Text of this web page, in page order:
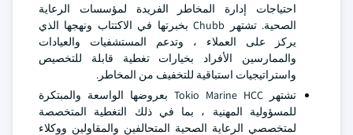
احتياجات إدارة المخاطر الفريدة لمؤسسات الرعاية
الصحية. تشتهر Chubb بخبرتها في الاكتتاب ونهجها الذي
يركز على العملاء ، وتدعم المستشفيات والعيادات
والممارسين الأفراد بخيارات تغطية قابلة للتخصيص
واستراتيجيات استباقية للتخفيف من المخاطر.
تشتهر Tokio Marine HCC بعروضها الواسعة والمبتكرة
للمسؤولية المهنية ، بما في ذلك التغطية المتخصصة
لمتخصصي الرعاية الصحية المتحالفين والمقاولين ووكلاء